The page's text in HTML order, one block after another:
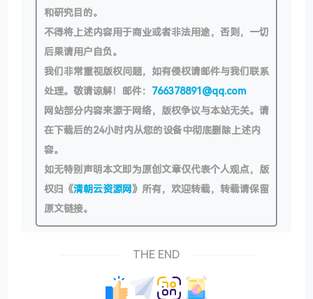
和研究目的。
不得将上述内容用于商业或者非法用途，否则，一切
后果请用户自负。
我们非常重视版权问题，如有侵权请邮件与我们联系
处理。敬请谅解！邮件： 766378891@qq.com
网站部分内容来源于网络，版权争议与本站无关。请
在下载后的24小时内从您的设备中彻底删除上述内
容。
如无特别声明本文即为原创文章仅代表个人观点，版
权归《清朝云资源网》所有，欢迎转载，转载请保留
原文链接。
THE END